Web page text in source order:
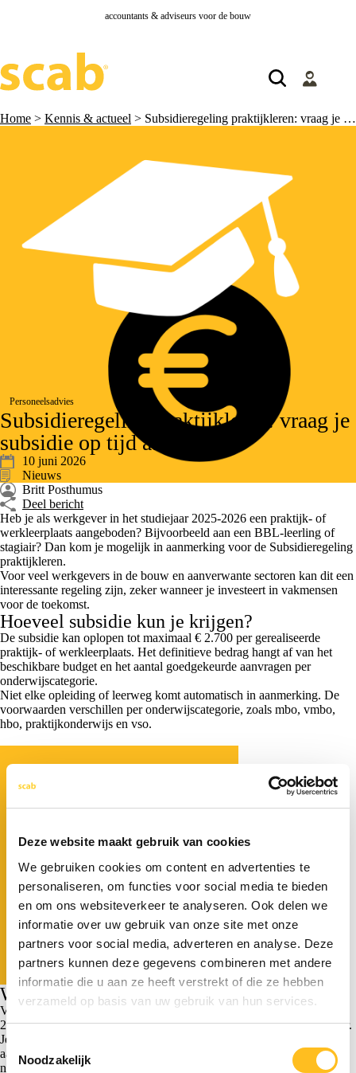
Deze website maakt gebruik van cookies
We gebruiken cookies om content en advertenties te
personaliseren, om functies voor social media te bieden
en om ons websiteverkeer te analyseren. Ook delen we
informatie over uw gebruik van onze site met onze
partners voor social media, adverteren en analyse. Deze
partners kunnen deze gegevens combineren met andere
informatie die u aan ze heeft verstrekt of die ze hebben
verzameld op basis van uw gebruik van hun services.
Toestemmingsselectie
Noodzakelijk
accountants & adviseurs voor de bouw
Home > Kennis & actueel > Subsidieregeling praktijkleren: vraag je subsidie op tijd aan
Personeelsadvies
Subsidieregeling praktijkleren: vraag je
subsidie op tijd aan
10 juni 2026
Nieuws
Britt Posthumus
Deel bericht
Heb je als werkgever in het studiejaar 2025-2026 een praktijk- of
werkleerplaats aangeboden? Bijvoorbeeld aan een BBL-leerling of
stagiair? Dan kom je mogelijk in aanmerking voor de Subsidieregeling
praktijkleren.
Voor veel werkgevers in de bouw en aanverwante sectoren kan dit een
interessante regeling zijn, zeker wanneer je investeert in vakmensen
voor de toekomst.
Hoeveel subsidie kun je krijgen?
De subsidie kan oplopen tot maximaal € 2.700 per gerealiseerde
praktijk- of werkleerplaats. Het definitieve bedrag hangt af van het
beschikbare budget en het aantal goedgekeurde aanvragen per
onderwijscategorie.
Niet elke opleiding of leerweg komt automatisch in aanmerking. De
voorwaarden verschillen per onderwijscategorie, zoals mbo, vmbo,
hbo, praktijkonderwijs en vso.
Wanneer kun je de subsidie aanvragen?
Voor het studiejaar 2025-2026 kun je de aanvraag indienen van:
2 juni 2026 om 09.00 uur tot en met 17 september 2026 om 17.00 uur.
Je vraagt de subsidie aan na afloop van de begeleiding. Voor de
aanvraag is minimaal eHerkenning niveau 3 nodig. Beschik je daar
nog niet over? Vraag dit dan tijdig aan, omdat de aanvraag hiervan